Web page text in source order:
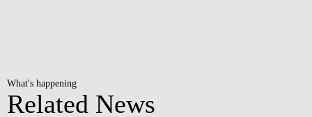
What's happening
Related News